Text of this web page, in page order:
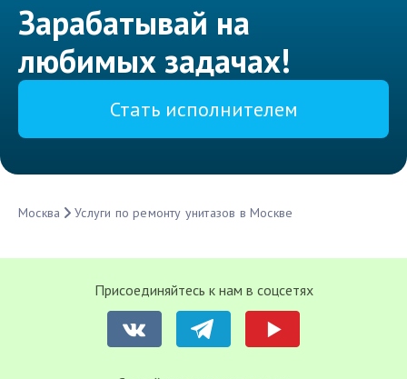
Зарабатывай на
любимых задачах!
Стать исполнителем
Москва Услуги по ремонту унитазов в Москве
Присоединяйтесь к нам в соцсетях